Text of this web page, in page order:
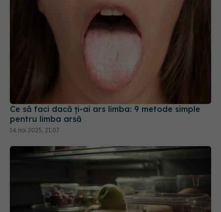
Ce să faci dacă ți-ai ars limba: 9 metode simple
pentru limba arsă
14 noi 2025, 21:07